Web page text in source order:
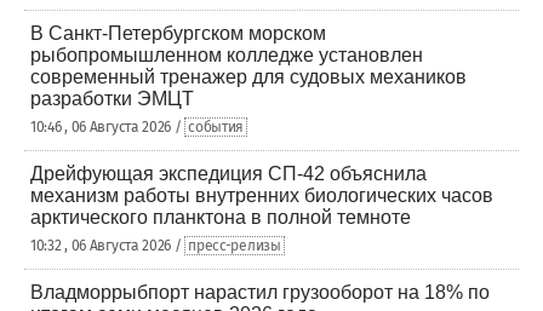
В Санкт-Петербургском морском
рыбопромышленном колледже установлен
современный тренажер для судовых механиков
разработки ЭМЦТ
10:46 , 06 Августа 2026 / события
Дрейфующая экспедиция СП-42 объяснила
механизм работы внутренних биологических часов
арктического планктона в полной темноте
10:32 , 06 Августа 2026 / пресс-релизы
Владморрыбпорт нарастил грузооборот на 18% по